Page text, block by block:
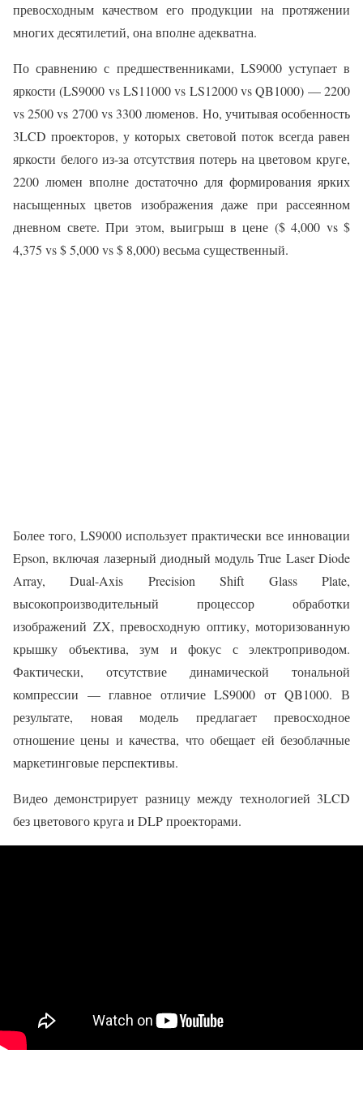
превосходным качеством его продукции на протяжении
многих десятилетий, она вполне адекватна.
По сравнению с предшественниками, LS9000 уступает в
яркости (LS9000 vs LS11000 vs LS12000 vs QB1000) — 2200
vs 2500 vs 2700 vs 3300 люменов. Но, учитывая особенность
3LCD проекторов, у которых световой поток всегда равен
яркости белого из-за отсутствия потерь на цветовом круге,
2200 люмен вполне достаточно для формирования ярких
насыщенных цветов изображения даже при рассеянном
дневном свете. При этом, выигрыш в цене ($ 4,000 vs $
4,375 vs $ 5,000 vs $ 8,000) весьма существенный.
Более того, LS9000 использует практически все инновации
Epson, включая лазерный диодный модуль True Laser Diode
Array, Dual-Axis Precision Shift Glass Plate,
высокопроизводительный процессор обработки
изображений ZX, превосходную оптику, моторизованную
крышку объектива, зум и фокус с электроприводом.
Фактически, отсутствие динамической тональной
компрессии — главное отличие LS9000 от QB1000. В
результате, новая модель предлагает превосходное
отношение цены и качества, что обещает ей безоблачные
маркетинговые перспективы.
Видео демонстрирует разницу между технологией 3LCD
без цветового круга и DLP проекторами.